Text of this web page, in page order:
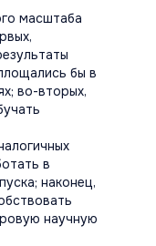
масштаба
бы в
во-вторых,
в
наконец,
научную